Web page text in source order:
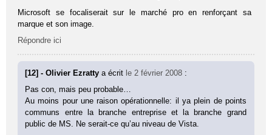
Microsoft se focaliserait sur le marché pro en renforçant sa
marque et son image.
Répondre ici
[12] - Olivier Ezrattya écrit le 2 février 2008 :
Pas con, mais peu probable…
Au moins pour une raison opérationnelle: il ya plein de points
communs entre la branche entreprise et la branche grand
public de MS. Ne serait-ce qu’au niveau de Vista.